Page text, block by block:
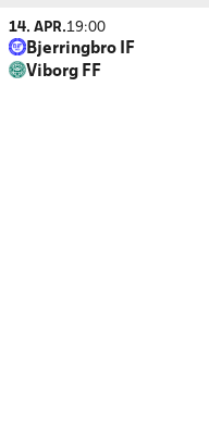
14. APR.19:00
Bjerringbro IF
Viborg FF